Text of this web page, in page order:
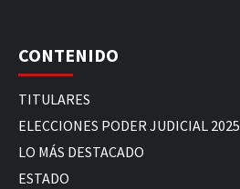
CONTENIDO
TITULARES
ELECCIONES PODER JUDICIAL 2025
LO MÁS DESTACADO
ESTADO